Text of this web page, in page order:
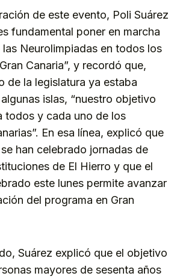
de este evento, Poli Suárez
fundamental poner en marcha
Neurolimpiadas en todos los
Canaria”, y recordó que,
de la legislatura ya estaba
islas, “nuestro objetivo
todos y cada uno de los
En esa línea, explicó que
han celebrado jornadas de
de El Hierro y que el
este lunes permite avanzar
del programa en Gran
Suárez explicó que el objetivo
mayores de sesenta años